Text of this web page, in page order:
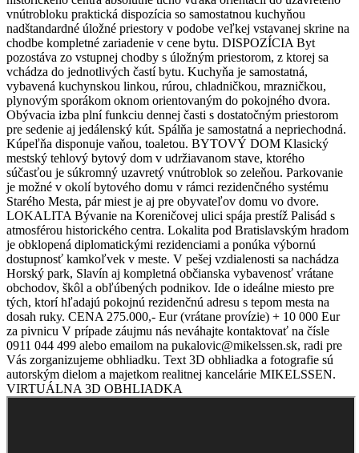
vnútrobloku praktická dispozícia so samostatnou kuchyňou
nadštandardné úložné priestory v podobe veľkej vstavanej skrine na
chodbe kompletné zariadenie v cene bytu. DISPOZÍCIA Byt
pozostáva zo vstupnej chodby s úložným priestorom, z ktorej sa
vchádza do jednotlivých častí bytu. Kuchyňa je samostatná,
vybavená kuchynskou linkou, rúrou, chladničkou, mrazničkou,
plynovým sporákom oknom orientovaným do pokojného dvora.
Obývacia izba plní funkciu dennej časti s dostatočným priestorom
pre sedenie aj jedálenský kút. Spálňa je samostatná a nepriechodná.
Kúpeľňa disponuje vaňou, toaletou. BYTOVÝ DOM Klasický
mestský tehlový bytový dom v udržiavanom stave, ktorého
súčasťou je súkromný uzavretý vnútroblok so zeleňou. Parkovanie
je možné v okolí bytového domu v rámci rezidenčného systému
Starého Mesta, pár miest je aj pre obyvateľov domu vo dvore.
LOKALITA Bývanie na Koreničovej ulici spája prestíž Palisád s
atmosférou historického centra. Lokalita pod Bratislavským hradom
je obklopená diplomatickými rezidenciami a ponúka výbornú
dostupnosť kamkoľvek v meste. V pešej vzdialenosti sa nachádza
Horský park, Slavín aj kompletná občianska vybavenosť vrátane
obchodov, škôl a obľúbených podnikov. Ide o ideálne miesto pre
tých, ktorí hľadajú pokojnú rezidenčnú adresu s tepom mesta na
dosah ruky. CENA 275.000,- Eur (vrátane provízie) + 10 000 Eur
za pivnicu V prípade záujmu nás neváhajte kontaktovať na čísle
0911 044 499 alebo emailom na pukalovic@mikelssen.sk, radi pre
Vás zorganizujeme obhliadku. Text 3D obhliadka a fotografie sú
autorským dielom a majetkom realitnej kancelárie MIKELSSEN.
VIRTUÁLNA 3D OBHLIADKA